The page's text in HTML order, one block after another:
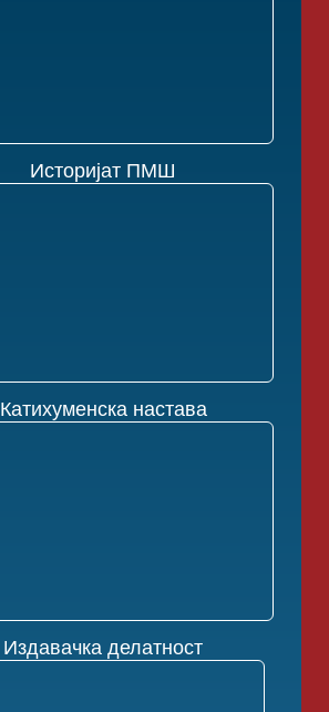
Историјат ПМШ
Катихуменска настава
Издавачка делатност